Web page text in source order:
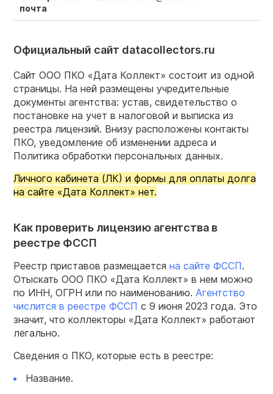
почта
Официальный сайт datacollectors.ru
Сайт ООО ПКО «Дата Коллект» состоит из одной
страницы. На ней размещены учредительные
документы агентства: устав, свидетельство о
постановке на учет в налоговой и выписка из
реестра лицензий. Внизу расположены контакты
ПКО, уведомление об изменении адреса и
Политика обработки персональных данных.
Личного кабинета (ЛК) и формы для оплаты долга
на сайте «Дата Коллект» нет.
Как проверить лицензию агентства в
реестре ФССП
Реестр приставов размещается на сайте ФССП.
Отыскать ООО ПКО «Дата Коллект» в нем можно
по ИНН, ОГРН или по наименованию. Агентство
числится в реестре ФССП с 9 июня 2023 года. Это
значит, что коллекторы «Дата Коллект» работают
легально.
Сведения о ПКО, которые есть в реестре:
Название.